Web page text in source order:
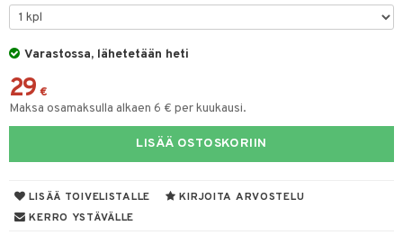
Varastossa, lähetetään heti
29 €
Maksa osamaksulla alkaen 6 € per kuukausi.
LISÄÄ OSTOSKORIIN
LISÄÄ TOIVELISTALLE
KIRJOITA ARVOSTELU
KERRO YSTÄVÄLLE
& Vihannesveitset
sisustus
tarvikkeita
tekstiilit
koristelu
Saalit